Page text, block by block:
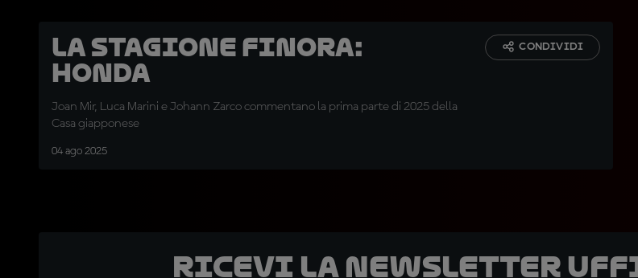
La stagione finora:
Honda
Joan Mir, Luca Marini e Johann Zarco commentano la prima parte di 2025 della
Casa giapponese
04 ago 2025
CONDIVIDI
Ricevi la newsletter